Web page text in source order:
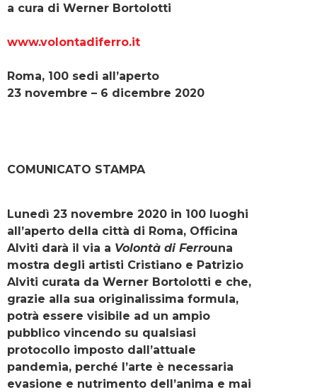
a cura di Werner Bortolotti
www.volontadiferro.it
Roma, 100 sedi all’aperto
23 novembre – 6 dicembre 2020
COMUNICATO STAMPA
Lunedì 23 novembre 2020 in 100 luoghi
all’aperto della città di Roma, Officina
Alviti darà il via a Volontà di Ferrouna
mostra degli artisti Cristiano e Patrizio
Alviti curata da Werner Bortolotti e che,
grazie alla sua originalissima formula,
potrà essere visibile ad un ampio
pubblico vincendo su qualsiasi
protocollo imposto dall’attuale
pandemia, perché l’arte è necessaria
evasione e nutrimento dell’anima e mai